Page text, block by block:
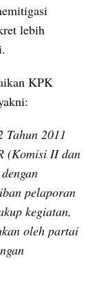
lebih
KPK
Tahun 2011
(Komisi II dan
pelaporan
kegiatan,
oleh partai